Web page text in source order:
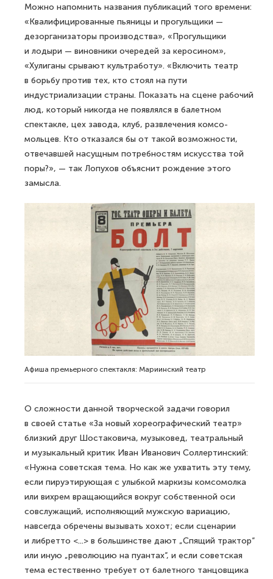
Можно напомнить названия публикаций того времени:
«Квалифицированные пьяницы и прогульщики —
дезорганизаторы производства», «Прогульщики
и лодыри — виновники очередей за керосином»,
«Хулиганы срывают культработу». «Включить театр
в борьбу против тех, кто стоял на пути
индустриализа­ции страны. Показать на сцене рабочий
люд, который никогда не появлялся в балетном
спектакле, цех завода, клуб, развлечения комсо­
мольцев. Кто отказался бы от такой возможности,
отвечавшей насущ­ным потребностям искусства той
поры?», — так Лопухов объяснит рождение этого
замысла.
Афиша премьерного спектакля: Мариинский театр
О сложности данной творческой задачи говорил
в своей статье «За новый хореографический театр»
близкий друг Шостаковича, музыковед, театральный
и музыкальный критик Иван Иванович Соллертинский:
«Нужна советская тема. Но как же ухватить эту тему,
если пируэтирующая с улыбкой маркизы комсомолка
или вихрем вращающийся вокруг собственной оси
совслужащий, исполняющий мужскую вариацию,
навсегда обречены вызывать хохот; если сценарии
и либретто <...> в большинстве дают „Спящий трактор“
или иную „революцию на пуантах“, и если советская
тема естественно требует от балетного танцовщика